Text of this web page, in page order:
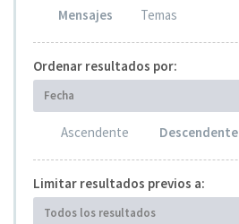
Mensajes
Temas
Ordenar resultados por:
Fecha
Ascendente Descendente
Limitar resultados previos a:
Todos los resultados